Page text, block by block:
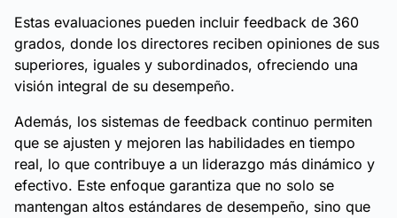
Estas evaluaciones pueden incluir feedback de 360
grados, donde los directores reciben opiniones de sus
superiores, iguales y subordinados, ofreciendo una
visión integral de su desempeño.
Además, los sistemas de feedback continuo permiten
que se ajusten y mejoren las habilidades en tiempo
real, lo que contribuye a un liderazgo más dinámico y
efectivo. Este enfoque garantiza que no solo se
mantengan altos estándares de desempeño, sino que